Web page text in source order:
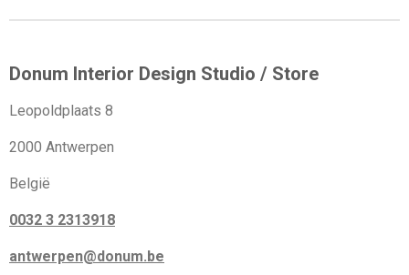
Donum Interior Design Studio / Store
Leopoldplaats 8
2000 Antwerpen
België
0032 3 2313918
antwerpen@donum.be